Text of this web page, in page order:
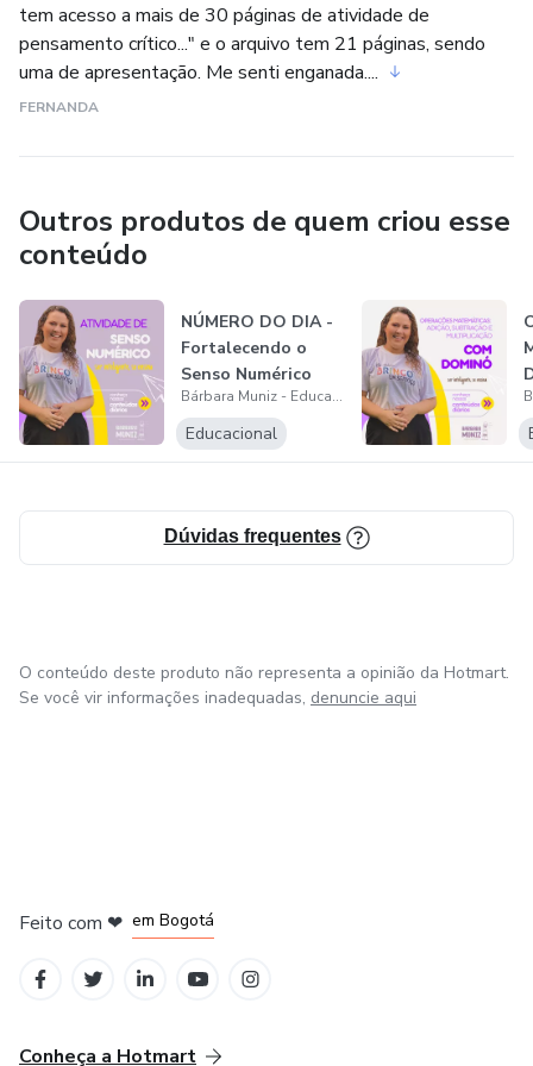
iniciativas que inovem e enriqueçam a educação.
tem acesso a mais de 30 páginas de atividade de
pensamento crítico..." e o arquivo tem 21 páginas, sendo
uma de apresentação. Me senti enganada....
FERNANDA
Outros produtos de quem criou esse
conteúdo
NÚMERO DO DIA -
Fortalecendo o
Senso Numérico
Bárbara Muniz - Educação Criativa
Educacional
Dúvidas frequentes
O conteúdo deste produto não representa a opinião da Hotmart.
Se você vir informações inadequadas, denuncie aqui
Feito com ❤ em Bogotá
Conheça a Hotmart